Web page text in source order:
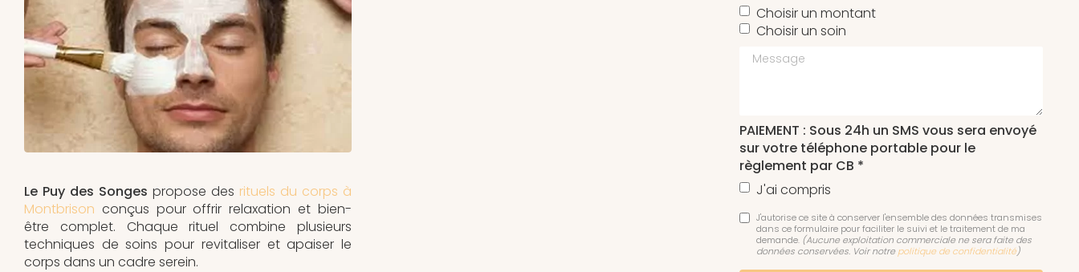
Le Puy des Songes propose des rituels du corps à
Montbrison conçus pour offrir relaxation et bien-
être complet. Chaque rituel combine plusieurs
techniques de soins pour revitaliser et apaiser le
corps dans un cadre serein.
Choisir un montant
Choisir un soin
Message
PAIEMENT : Sous 24h un SMS vous sera envoyé
sur votre téléphone portable pour le
règlement par CB *
J'ai compris
J'autorise ce site à conserver l'ensemble des données transmises
dans ce formulaire pour faciliter le suivi et le traitement de ma
demande. (Aucune exploitation commerciale ne sera faite des
données conservées. Voir notre politique de confidentialité)